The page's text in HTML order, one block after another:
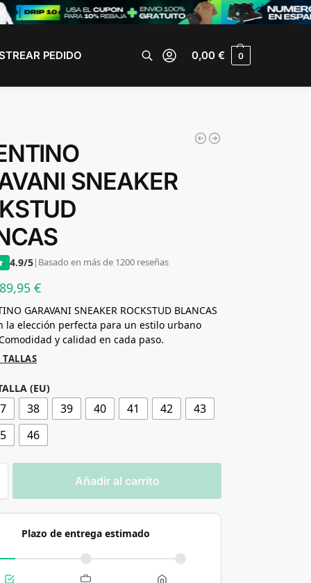
PEDIDO 0,00€ 0
SNEAKER
4.9/5| Basado en más de 1200 reseñas
89,95€
GARAVANI SNEAKER ROCKSTUD BLANCAS
la elección perfecta para un estilo urbano
y calidad en cada paso.
(EU)
38 39 40 41 42
43
46
Añadir al carrito
Plazo de entrega estimado